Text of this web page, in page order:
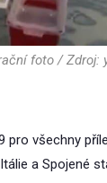
foto / Zdroj:
všechny
a Spojené